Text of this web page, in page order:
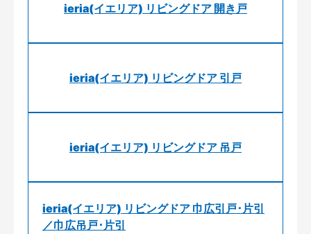
ieria(イエリア) リビングドア 開き戸
ieria(イエリア) リビングドア 引戸
ieria(イエリア) リビングドア 吊戸
ieria(イエリア) リビングドア 巾広引戸･片引
／巾広吊戸･片引